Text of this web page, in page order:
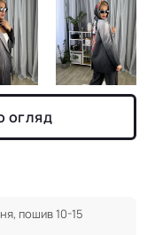
огляд
пошив 10-15